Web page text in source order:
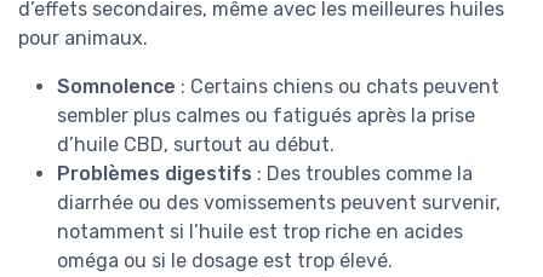
d’effets secondaires, même avec les meilleures huiles
pour animaux.
Somnolence : Certains chiens ou chats peuvent
sembler plus calmes ou fatigués après la prise
d’huile CBD, surtout au début.
Problèmes digestifs : Des troubles comme la
diarrhée ou des vomissements peuvent survenir,
notamment si l’huile est trop riche en acides
oméga ou si le dosage est trop élevé.